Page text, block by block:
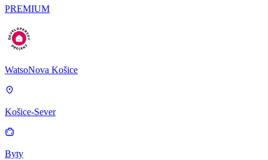
PREMIUM
WatsoNova Košice
Košice-Sever
Byty